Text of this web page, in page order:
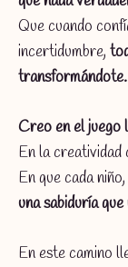
Que cuando
incertidumbre,
transformándote.
Creo en el juego
En la creatividad
En que cada
una sabiduría
En este camino